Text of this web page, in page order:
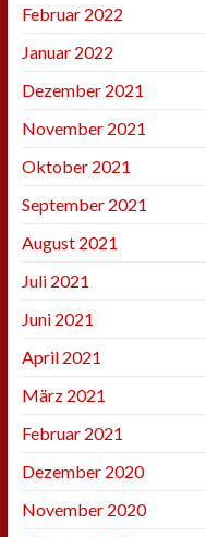
Februar 2022
Januar 2022
Dezember 2021
November 2021
Oktober 2021
September 2021
August 2021
Juli 2021
Juni 2021
April 2021
März 2021
Februar 2021
Dezember 2020
November 2020